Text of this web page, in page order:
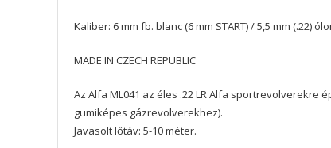
Kaliber: 6 mm fb. blanc (6 mm START) / 5,5 mm (.22)
MADE IN CZECH REPUBLIC
Az Alfa ML041 az éles .22 LR Alfa sportrevolverekre
gumiképes gázrevolverekhez).
Javasolt lőtáv: 5-10 méter.